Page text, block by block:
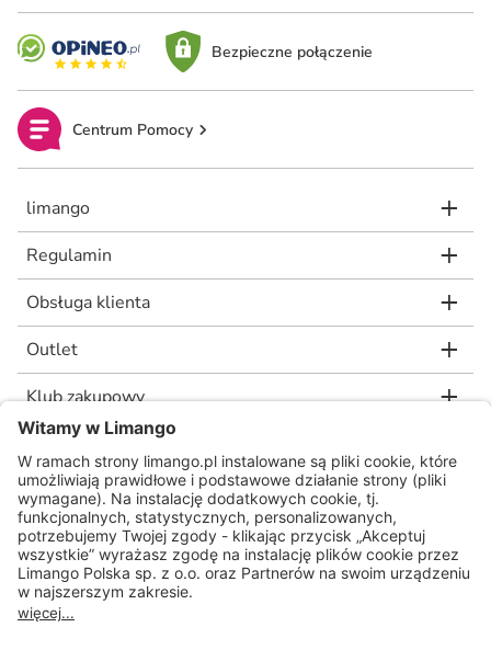
Bezpieczne połączenie
Centrum Pomocy
limango
Regulamin
Obsługa klienta
Outlet
Klub zakupowy